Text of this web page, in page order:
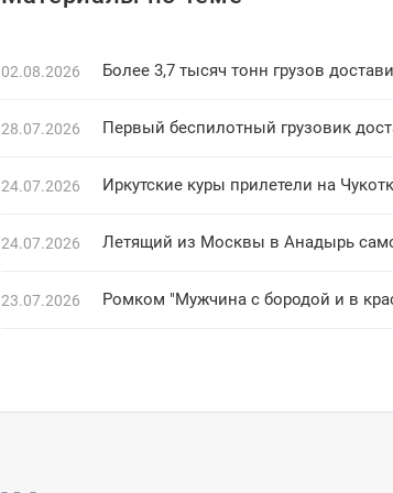
02.08.2026 Более 3,7 тысяч тонн грузов
28.07.2026 Первый беспилотный грузовик
24.07.2026 Иркутские куры прилетели на
24.07.2026 Летящий из Москвы в Анадырь
23.07.2026 Ромком "Мужчина с бородой и в